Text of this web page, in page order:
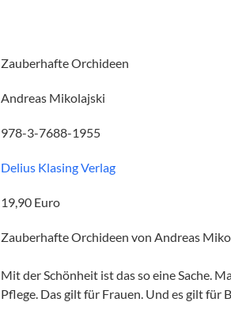
Zauberhafte Orchideen
Andreas Mikolajski
978-3-7688-1955
Delius Klasing Verlag
19,90 Euro
Zauberhafte Orchideen von Andreas
Mit der Schönheit ist das so eine Sache.
Pflege. Das gilt für Frauen. Und es gilt für